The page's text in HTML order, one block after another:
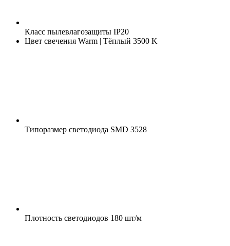
Класс пылевлагозащиты IP20
Цвет свечения Warm | Тёплый 3500 K
Типоразмер светодиода SMD 3528
Плотность светодиодов 180 шт/м